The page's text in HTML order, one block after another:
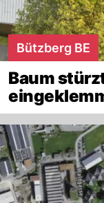
Bützberg BE
Baum